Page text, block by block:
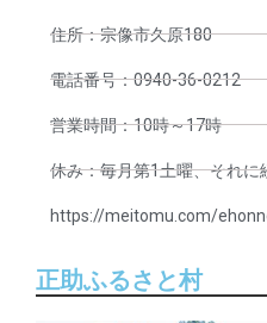
住所：宗像市久原180
電話番号：0940-36-0212
営業時間：10時～17時
休み：毎月第1土曜、それに
https://meitomu.com/
正助ふるさと村